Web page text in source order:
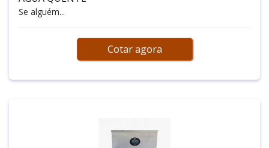
Se alguém...
Cotar agora